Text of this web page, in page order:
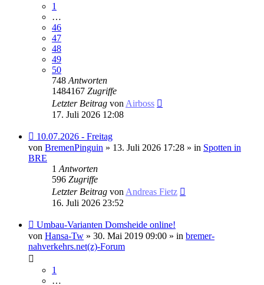
1
…
46
47
48
49
50
748 Antworten
1484167 Zugriffe
Letzter Beitrag von Airboss
17. Juli 2026 12:08
Neuer
Beitrag
10.07.2026 - Freitag
von BremenPinguin » 13. Juli 2026 17:28 » in Spotten in
BRE
1 Antworten
596 Zugriffe
Letzter Beitrag von Andreas Fietz
16. Juli 2026 23:52
Neuer
Beitrag
Umbau-Varianten Domsheide online!
von Hansa-Tw » 30. Mai 2019 09:00 » in bremer-
nahverkehrs.net(z)-Forum
1
…